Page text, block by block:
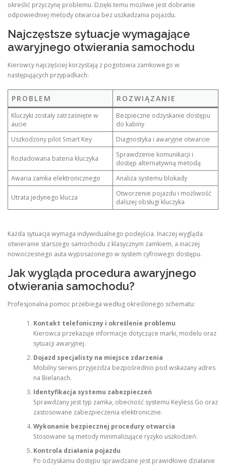
określić przyczynę problemu. Dzięki temu możliwe jest dobranie
odpowiedniej metody otwarcia bez uszkadzania pojazdu.
Najczęstsze sytuacje wymagające
awaryjnego otwierania samochodu
Kierowcy najczęściej korzystają z pogotowia zamkowego w
następujących przypadkach:
PROBLEM ROZWIĄZANIE
Kluczyki zostały zatrzaśnięte w
aucie
Bezpieczne odzyskanie dostępu
do kabiny
Uszkodzony pilot Smart Key
Diagnostyka i awaryjne otwarcie
Rozładowana bateria kluczyka
Sprawdzenie komunikacji i
dostęp alternatywną metodą
Awaria zamka elektronicznego
Analiza systemu blokady
Utrata jedynego klucza
Otworzenie pojazdu i możliwość
dalszej obsługi kluczyka
Każda sytuacja wymaga indywidualnego podejścia. Inaczej wygląda
otwieranie starszego samochodu z klasycznym zamkiem, a inaczej
nowoczesnego auta wyposażonego w system cyfrowego dostępu.
Jak wygląda procedura awaryjnego
otwierania samochodu?
Profesjonalna pomoc przebiega według określonego schematu:
Kontakt telefoniczny i określenie problemu
Kierowca przekazuje informacje dotyczące marki, modelu oraz
sytuacji awaryjnej.
Dojazd specjalisty na miejsce zdarzenia
Mobilny serwis przyjeżdża bezpośrednio pod wskazany adres
na Bielanach.
Identyfikacja systemu zabezpieczeń
Sprawdzany jest typ zamka, obecność systemu Keyless Go oraz
zastosowane zabezpieczenia elektroniczne.
Wykonanie bezpiecznej procedury otwarcia
Stosowane są metody minimalizujące ryzyko uszkodzeń.
Kontrola działania pojazdu
Po odzyskaniu dostępu sprawdzane jest prawidłowe działanie